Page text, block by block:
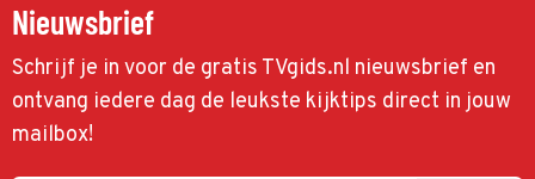
Nieuwsbrief
Schrijf je in voor de gratis TVgids.nl nieuwsbrief en
ontvang iedere dag de leukste kijktips direct in jouw
mailbox!